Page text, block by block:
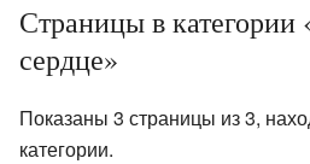
Страницы в категории
сердце»
Показаны 3 страницы из 3,
категории.